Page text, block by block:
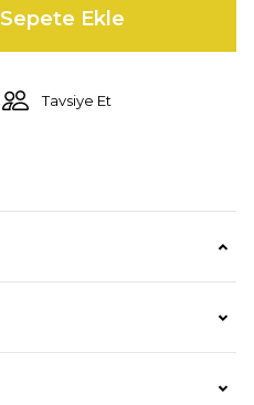
Sepete Ekle
Tavsiye Et